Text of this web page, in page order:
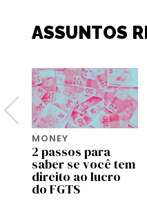
ASSUNTOS
MONEY
2 passos para
saber se você tem
direito ao lucro
do FGTS